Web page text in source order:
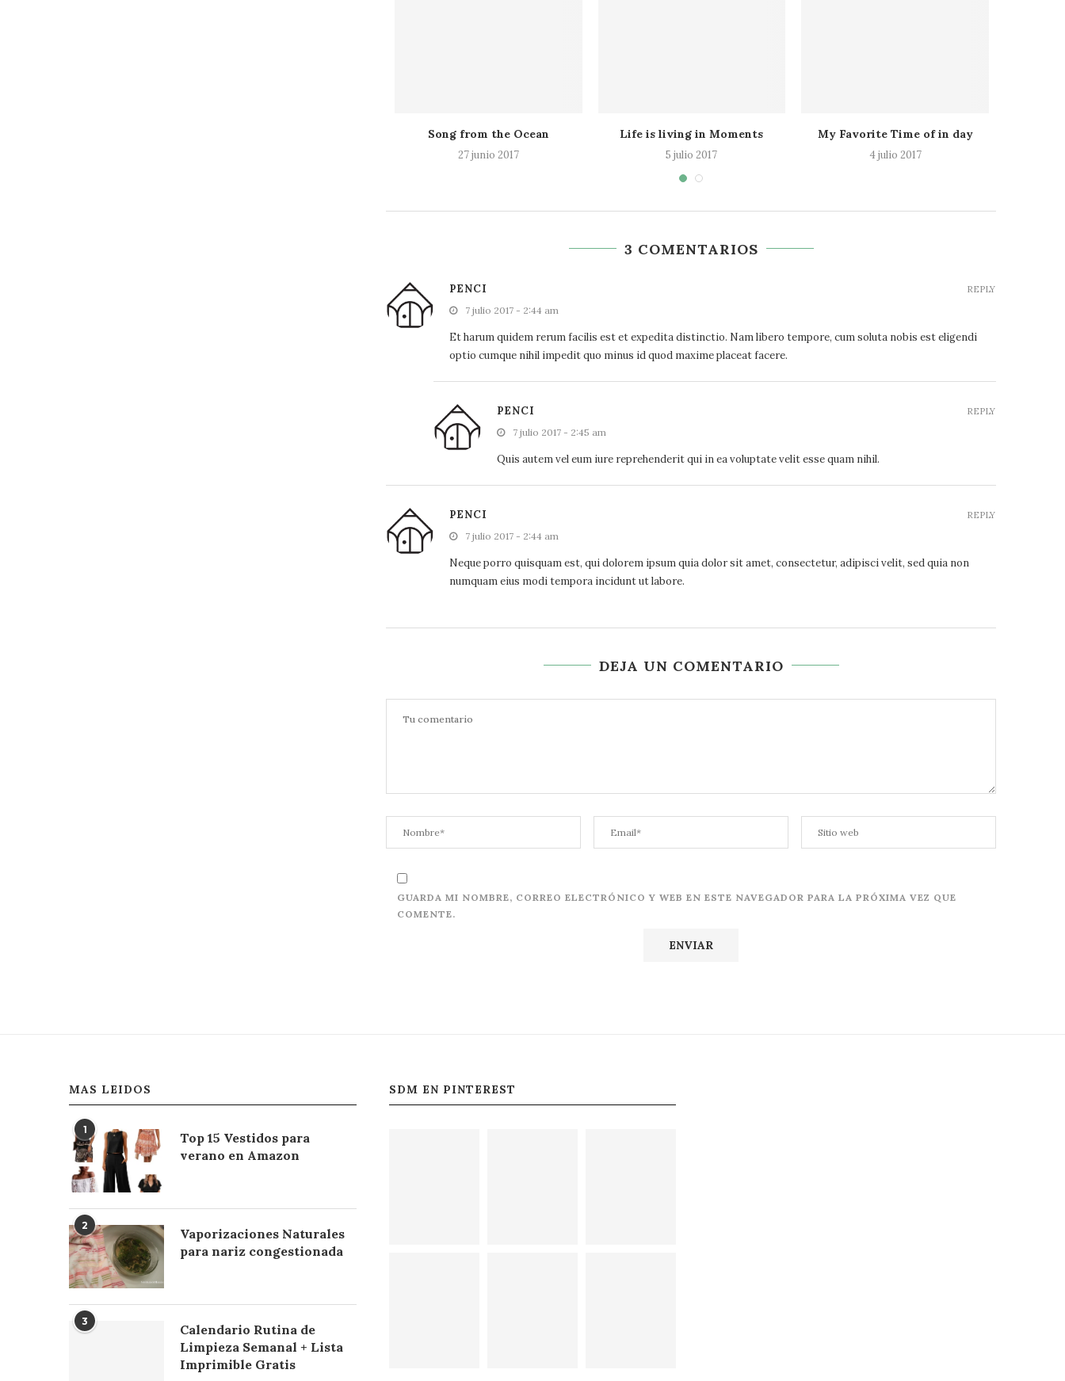
Song from the Ocean
27 junio 2017
Life is living in Moments
5 julio 2017
My Favorite Time of in day
4 julio 2017
3 COMENTARIOS
PENCI
7 julio 2017 - 2:44 am
Et harum quidem rerum facilis est et expedita distinctio. Nam libero tempore, cum soluta nobis est eligendi
optio cumque nihil impedit quo minus id quod maxime placeat facere.
REPLY
PENCI
7 julio 2017 - 2:45 am
Quis autem vel eum iure reprehenderit qui in ea voluptate velit esse quam nihil.
REPLY
PENCI
7 julio 2017 - 2:44 am
Neque porro quisquam est, qui dolorem ipsum quia dolor sit amet, consectetur, adipisci velit, sed quia non
numquam eius modi tempora incidunt ut labore.
REPLY
DEJA UN COMENTARIO
GUARDA MI NOMBRE, CORREO ELECTRÓNICO Y WEB EN ESTE NAVEGADOR PARA LA PRÓXIMA VEZ QUE
COMENTE.
MAS LEIDOS
1
Top 15 Vestidos para
verano en Amazon
2
Vaporizaciones Naturales
para nariz congestionada
3
Calendario Rutina de
Limpieza Semanal + Lista
Imprimible Gratis
SDM EN PINTEREST